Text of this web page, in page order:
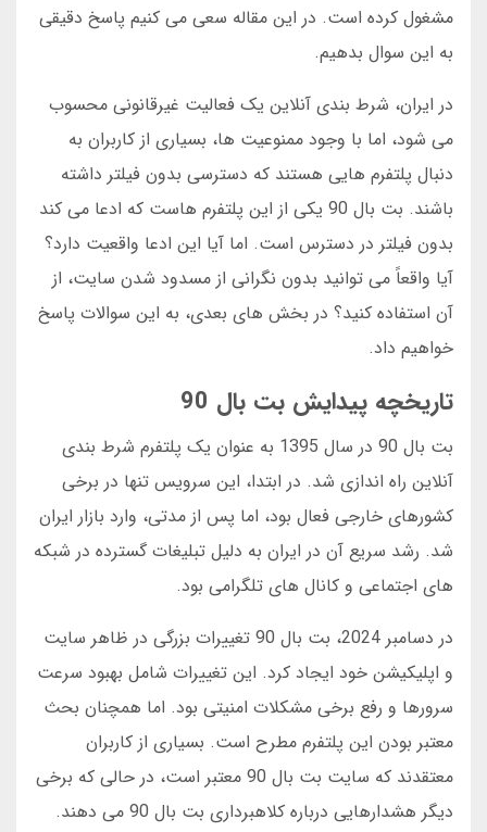
مشغول کرده است. در این مقاله سعی می کنیم پاسخ دقیقی
به این سوال بدهیم.
در ایران، شرط بندی آنلاین یک فعالیت غیرقانونی محسوب
می شود، اما با وجود ممنوعیت ها، بسیاری از کاربران به
دنبال پلتفرم هایی هستند که دسترسی بدون فیلتر داشته
باشند. بت بال 90 یکی از این پلتفرم هاست که ادعا می کند
بدون فیلتر در دسترس است. اما آیا این ادعا واقعیت دارد؟
آیا واقعاً می توانید بدون نگرانی از مسدود شدن سایت، از
آن استفاده کنید؟ در بخش های بعدی، به این سوالات پاسخ
خواهیم داد.
تاریخچه پیدایش بت بال 90
بت بال 90 در سال 1395 به عنوان یک پلتفرم شرط بندی
آنلاین راه اندازی شد. در ابتدا، این سرویس تنها در برخی
کشورهای خارجی فعال بود، اما پس از مدتی، وارد بازار ایران
شد. رشد سریع آن در ایران به دلیل تبلیغات گسترده در شبکه
های اجتماعی و کانال های تلگرامی بود.
در دسامبر 2024، بت بال 90 تغییرات بزرگی در ظاهر سایت
و اپلیکیشن خود ایجاد کرد. این تغییرات شامل بهبود سرعت
سرورها و رفع برخی مشکلات امنیتی بود. اما همچنان بحث
معتبر بودن این پلتفرم مطرح است. بسیاری از کاربران
معتقدند که سایت بت بال 90 معتبر است، در حالی که برخی
دیگر هشدارهایی درباره کلاهبرداری بت بال 90 می دهند.